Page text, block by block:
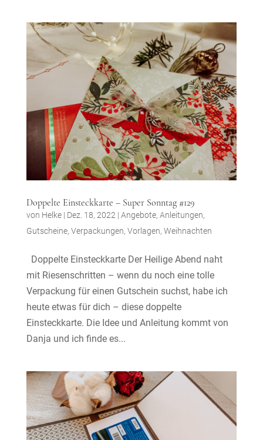
Doppelte Einsteckkarte – Super Sonntag #129
von Helke| Dez. 18, 2022 | Angebote, Anleitungen,
Gutscheine, Verpackungen, Vorlagen, Weihnachten
Doppelte Einsteckkarte Der Heilige Abend naht
mit Riesenschritten – wenn du noch eine tolle
Verpackung für einen Gutschein suchst, habe ich
heute etwas für dich – diese doppelte
Einsteckkarte. Die Idee und Anleitung kommt von
Danja und ich finde es...